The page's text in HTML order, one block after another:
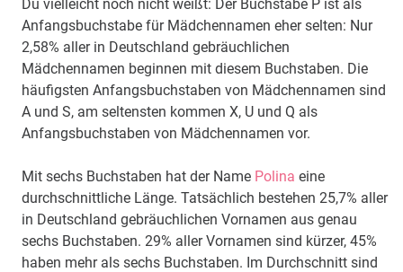
Du vielleicht noch nicht weißt: Der Buchstabe P ist als
Anfangsbuchstabe für Mädchennamen eher selten: Nur
2,58% aller in Deutschland gebräuchlichen
Mädchennamen beginnen mit diesem Buchstaben. Die
häufigsten Anfangsbuchstaben von Mädchennamen sind
A und S, am seltensten kommen X, U und Q als
Anfangsbuchstaben von Mädchennamen vor.
Mit sechs Buchstaben hat der Name Polina eine
durchschnittliche Länge. Tatsächlich bestehen 25,7% aller
in Deutschland gebräuchlichen Vornamen aus genau
sechs Buchstaben. 29% aller Vornamen sind kürzer, 45%
haben mehr als sechs Buchstaben. Im Durchschnitt sind